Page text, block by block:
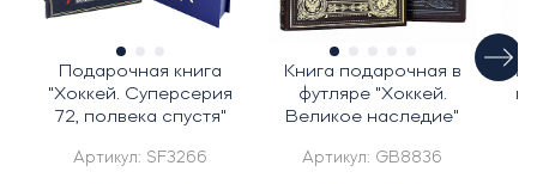
Подарочная книга
"Хоккей. Суперсерия
72, полвека спустя"
Артикул: SF3266
Книга подарочная в
футляре "Хоккей.
Великое наследие"
Артикул: GB8836